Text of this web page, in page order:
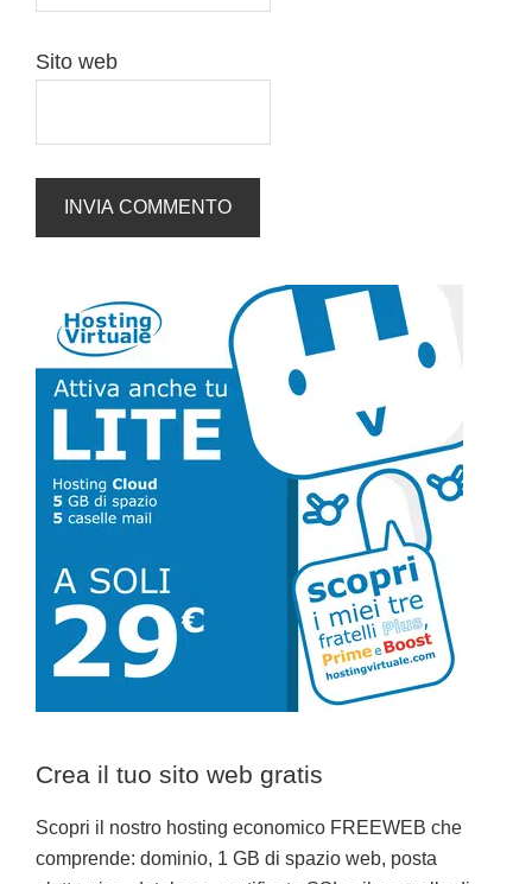
Sito web
Barra
laterale
primaria
Crea il tuo sito web gratis
Scopri il nostro hosting economico FREEWEB che
comprende: dominio, 1 GB di spazio web, posta